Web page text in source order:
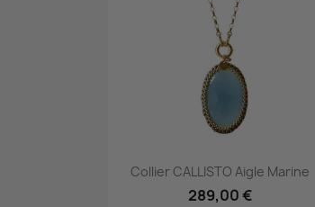
Aperçu rapide
Collier CALLISTO Aigle Marine
289,00 €